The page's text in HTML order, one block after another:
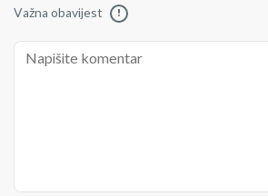
Važna obavijest !